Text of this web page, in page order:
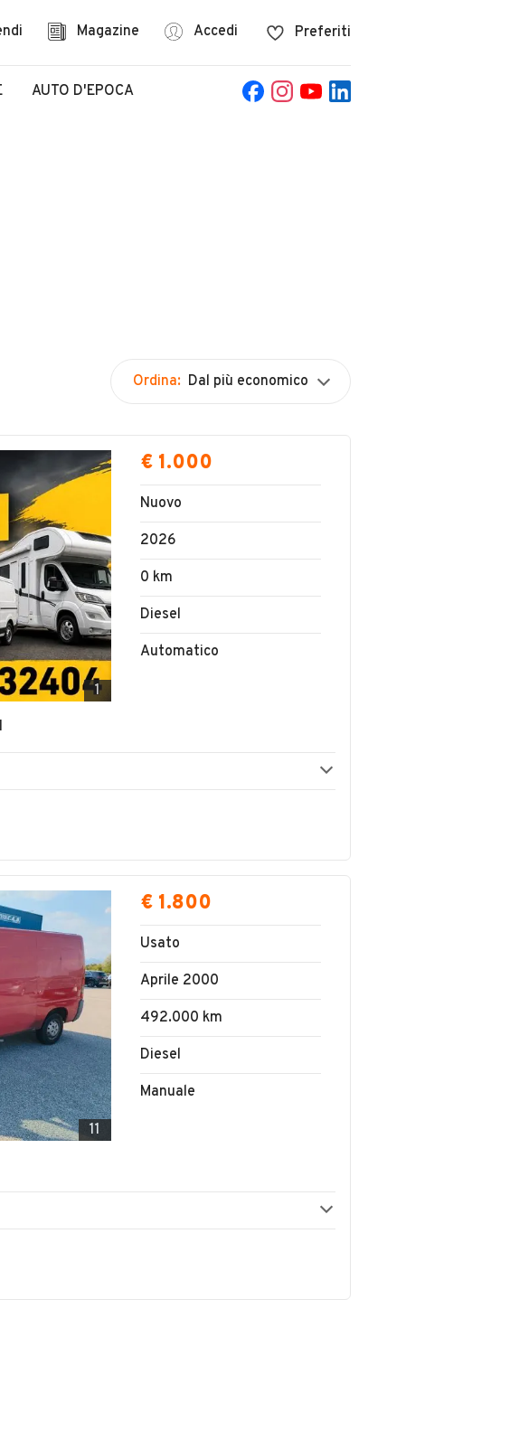
Magazine Accedi Preferiti
AUTO D'EPOCA
Ordina: Dal più economico
1
€ 1.000
Nuovo
2026
0 km
Diesel
Automatico
11
€ 1.800
Usato
Aprile 2000
492.000 km
Diesel
Manuale